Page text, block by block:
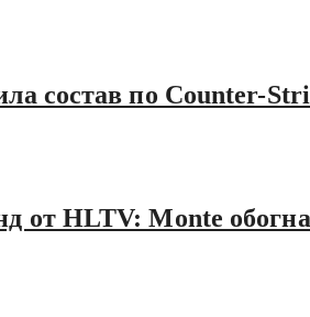
состав по Counter-
от HLTV: Monte